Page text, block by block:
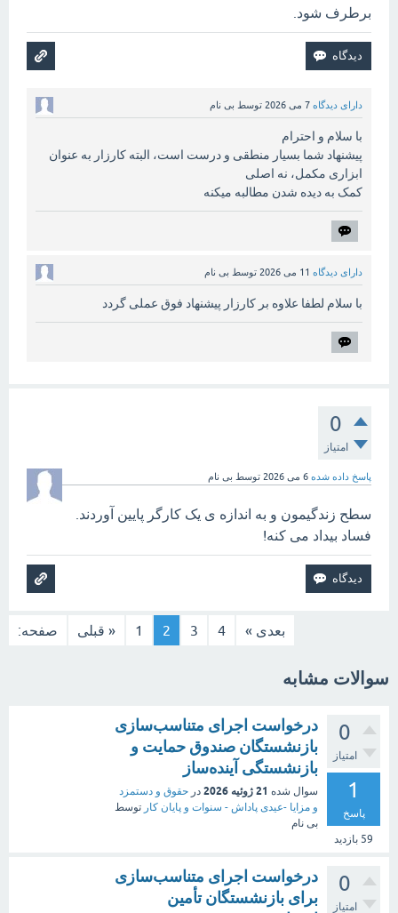
برطرف شود.
دارای دیدگاه 7 می 2026 توسط بی نام
با سلام و احترام
پیشنهاد شما بسیار منطقی و درست است، البته کارزار به عنوان
ابزاری مکمل، نه اصلی
کمک به دیده شدن مطالبه میکنه
دارای دیدگاه 11 می 2026 توسط بی نام
با سلام لطفا علاوه بر کارزار پیشنهاد فوق عملی گردد
0
امتیاز
پاسخ داده شده 6 می 2026 توسط بی نام
سطح زندگیمون و به اندازه ی یک کارگر پایین آوردند.
فساد بیداد می کنه!
صفحه: « قبلی 1 2 3 4 بعدی »
سوالات مشابه
0
امتیاز
1
پاسخ
59 بازدید
درخواست اجرای متناسب‌سازی
بازنشستگان صندوق حمایت و
بازنشستگی آینده‌ساز
سوال شده 21 ژوئیه 2026 در حقوق و دستمزد
و مزایا -عیدی پاداش - سنوات و پایان کار توسط
بی نام
0
امتیاز
درخواست اجرای متناسب‌سازی
برای بازنشستگان تأمین